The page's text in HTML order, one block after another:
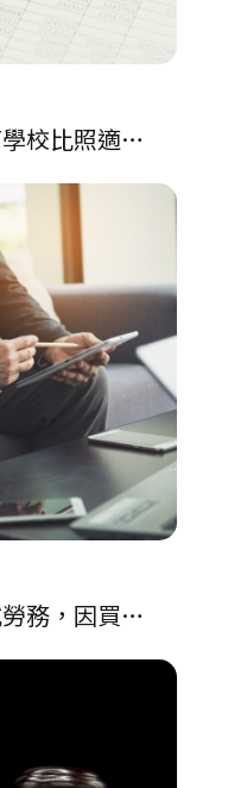
校比照適用
第3條第2項
務，因買受
233條第1項